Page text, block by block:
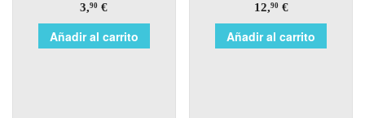
3,90 €
Añadir al carrito
12,90€
Añadir al carrito